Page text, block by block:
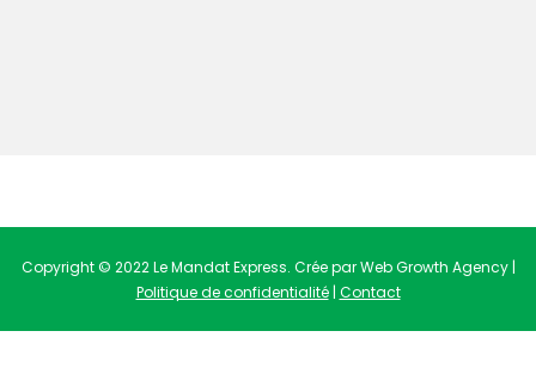
Copyright © 2022 Le Mandat Express. Crée par Web Growth Agency |
Politique de confidentialité| Contact